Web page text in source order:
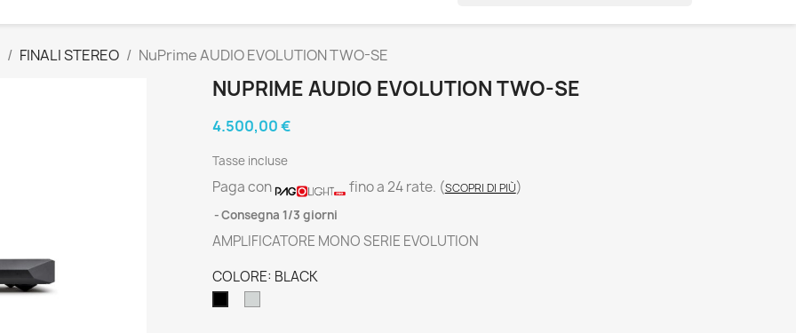
FINALI STEREO NuPrime AUDIO EVOLUTION TWO-SE
NUPRIME AUDIO EVOLUTION TWO-SE
4.500,00 €
Tasse incluse
Paga con fino a 24 rate. (SCOPRI DI PIÙ)
Consegna 1/3 giorni
AMPLIFICATORE MONO SERIE EVOLUTION
COLORE: BLACK